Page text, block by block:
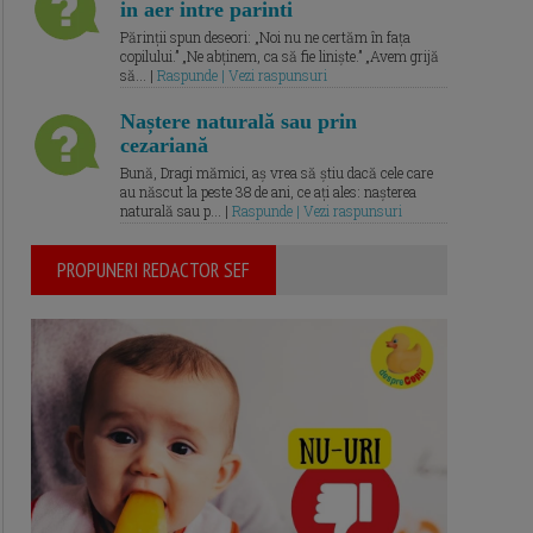
in aer intre parinti
Părinții spun deseori: „Noi nu ne certăm în fața
copilului.” „Ne abținem, ca să fie liniște.” „Avem grijă
să... | Raspunde | Vezi raspunsuri
Naștere naturală sau prin
cezariană
Bună, Dragi mămici, aș vrea să știu dacă cele care
au născut la peste 38 de ani, ce ați ales: nașterea
naturală sau p... | Raspunde | Vezi raspunsuri
PROPUNERI REDACTOR SEF